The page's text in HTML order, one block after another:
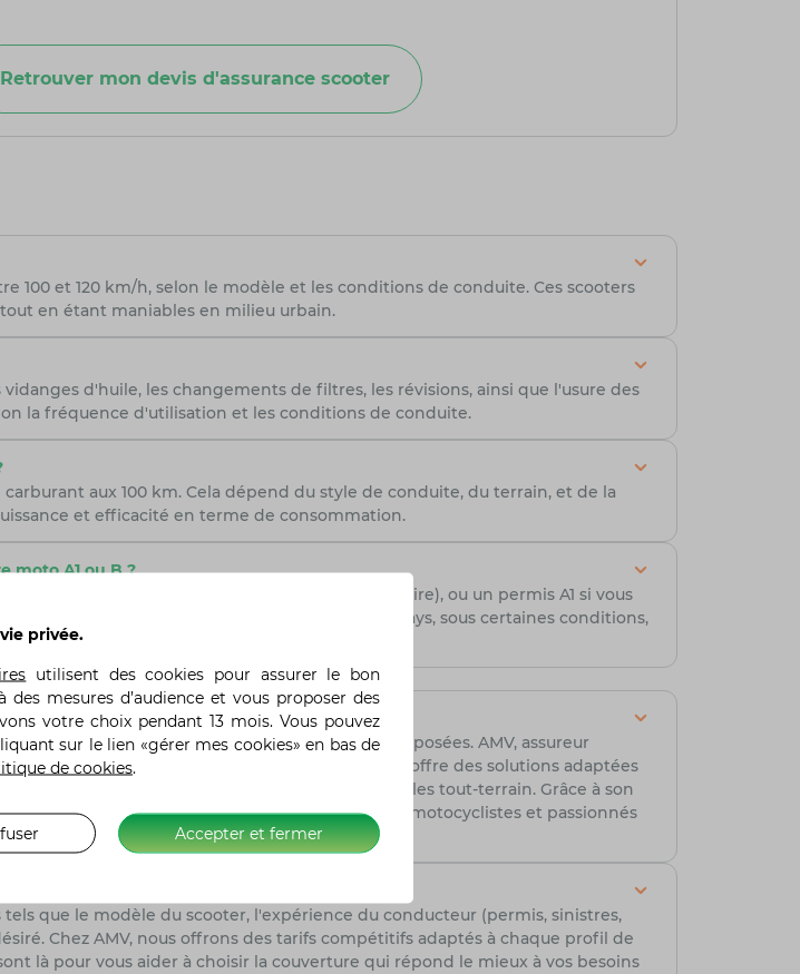
Retrouver mon devis d'assurance scooter
100 et 120 km/h, selon le modèle et les conditions de conduite. Ces scooters
en étant maniables en milieu urbain.
d'huile, les changements de filtres, les révisions, ainsi que l'usure des
la fréquence d'utilisation et les conditions de conduite.
aux 100 km. Cela dépend du style de conduite, du terrain, et de la
et efficacité en terme de consommation.
moto A1 ou B ?
permis moto de catégorie A2 (permis intermédiaire), ou un permis A1 si vous
de conduire ce type de scooter dans certains pays, sous certaines conditions,
les tarifs, les garanties et les franchises proposées. AMV, assureur
considération. Fort de son expertise, AMV offre des solutions adaptées
couverture complète et fiable pour leurs véhicules tout-terrain. Grâce à son
avisés, assurant la tranquillité d'esprit des motocyclistes et passionnés
que le modèle du scooter, l'expérience du conducteur (permis, sinistres,
Chez AMV, nous offrons des tarifs compétitifs adaptés à chaque profil de
là pour vous aider à choisir la couverture qui répond le mieux à vos besoins
privée.
utilisent des cookies pour assurer le bon
mesures d’audience et vous proposer des
votre choix pendant 13 mois. Vous pouvez
sur le lien «gérer mes cookies» en bas de
de cookies.
Accepter et fermer